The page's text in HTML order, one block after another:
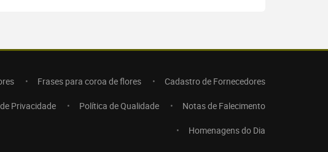
Frases para coroa de flores Cadastro de Fornecedores
Privacidade Política de Qualidade Notas de Falecimento
Homenagens do Dia